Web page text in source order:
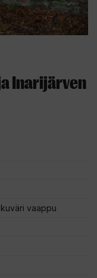
Inarijärven
vaappu